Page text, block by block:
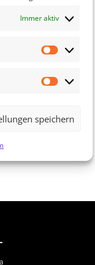
Immer aktiv
Statistiken
Marketing
speichern
fehlt — liegt das
erkläre ich dir,